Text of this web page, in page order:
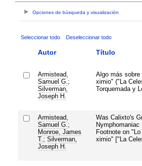
Opciones de búsqueda y visualización
Seleccionar todo Deseleccionar todo
Autor Título
Armistead,
Samuel G. ;
Silverman,
Joseph H.
Algo más sobre
ximio" ("La
Torquemada y
Armistead,
Samuel G. ;
Monroe, James
T. ; Silverman,
Joseph H.
Was Calixto's
Footnote on
ximio" ["La